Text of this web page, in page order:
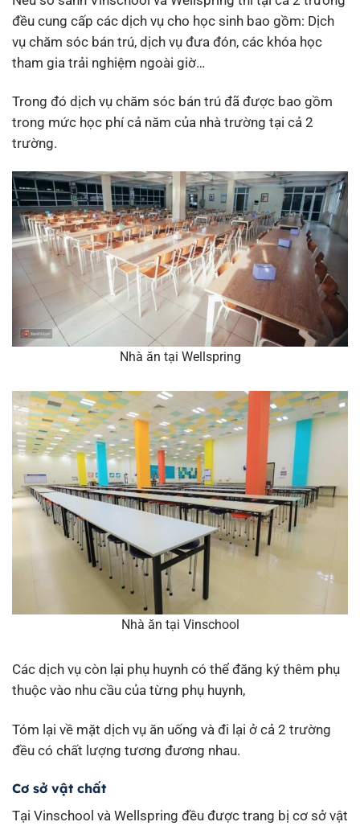
đều cung cấp các dịch vụ cho học sinh bao gồm: Dịch
vụ chăm sóc bán trú, dịch vụ đưa đón, các khóa học
tham gia trải nghiệm ngoài giờ…
Trong đó dịch vụ chăm sóc bán trú đã được bao gồm
trong mức học phí cả năm của nhà trường tại cả 2
trường.
Nhà ăn tại Wellspring
Nhà ăn tại Vinschool
Các dịch vụ còn lại phụ huynh có thể đăng ký thêm phụ
thuộc vào nhu cầu của từng phụ huynh,
Tóm lại về mặt dịch vụ ăn uống và đi lại ở cả 2 trường
đều có chất lượng tương đương nhau.
Cơ sở vật chất
Tại Vinschool và Wellspring đều được trang bị cơ sở vật